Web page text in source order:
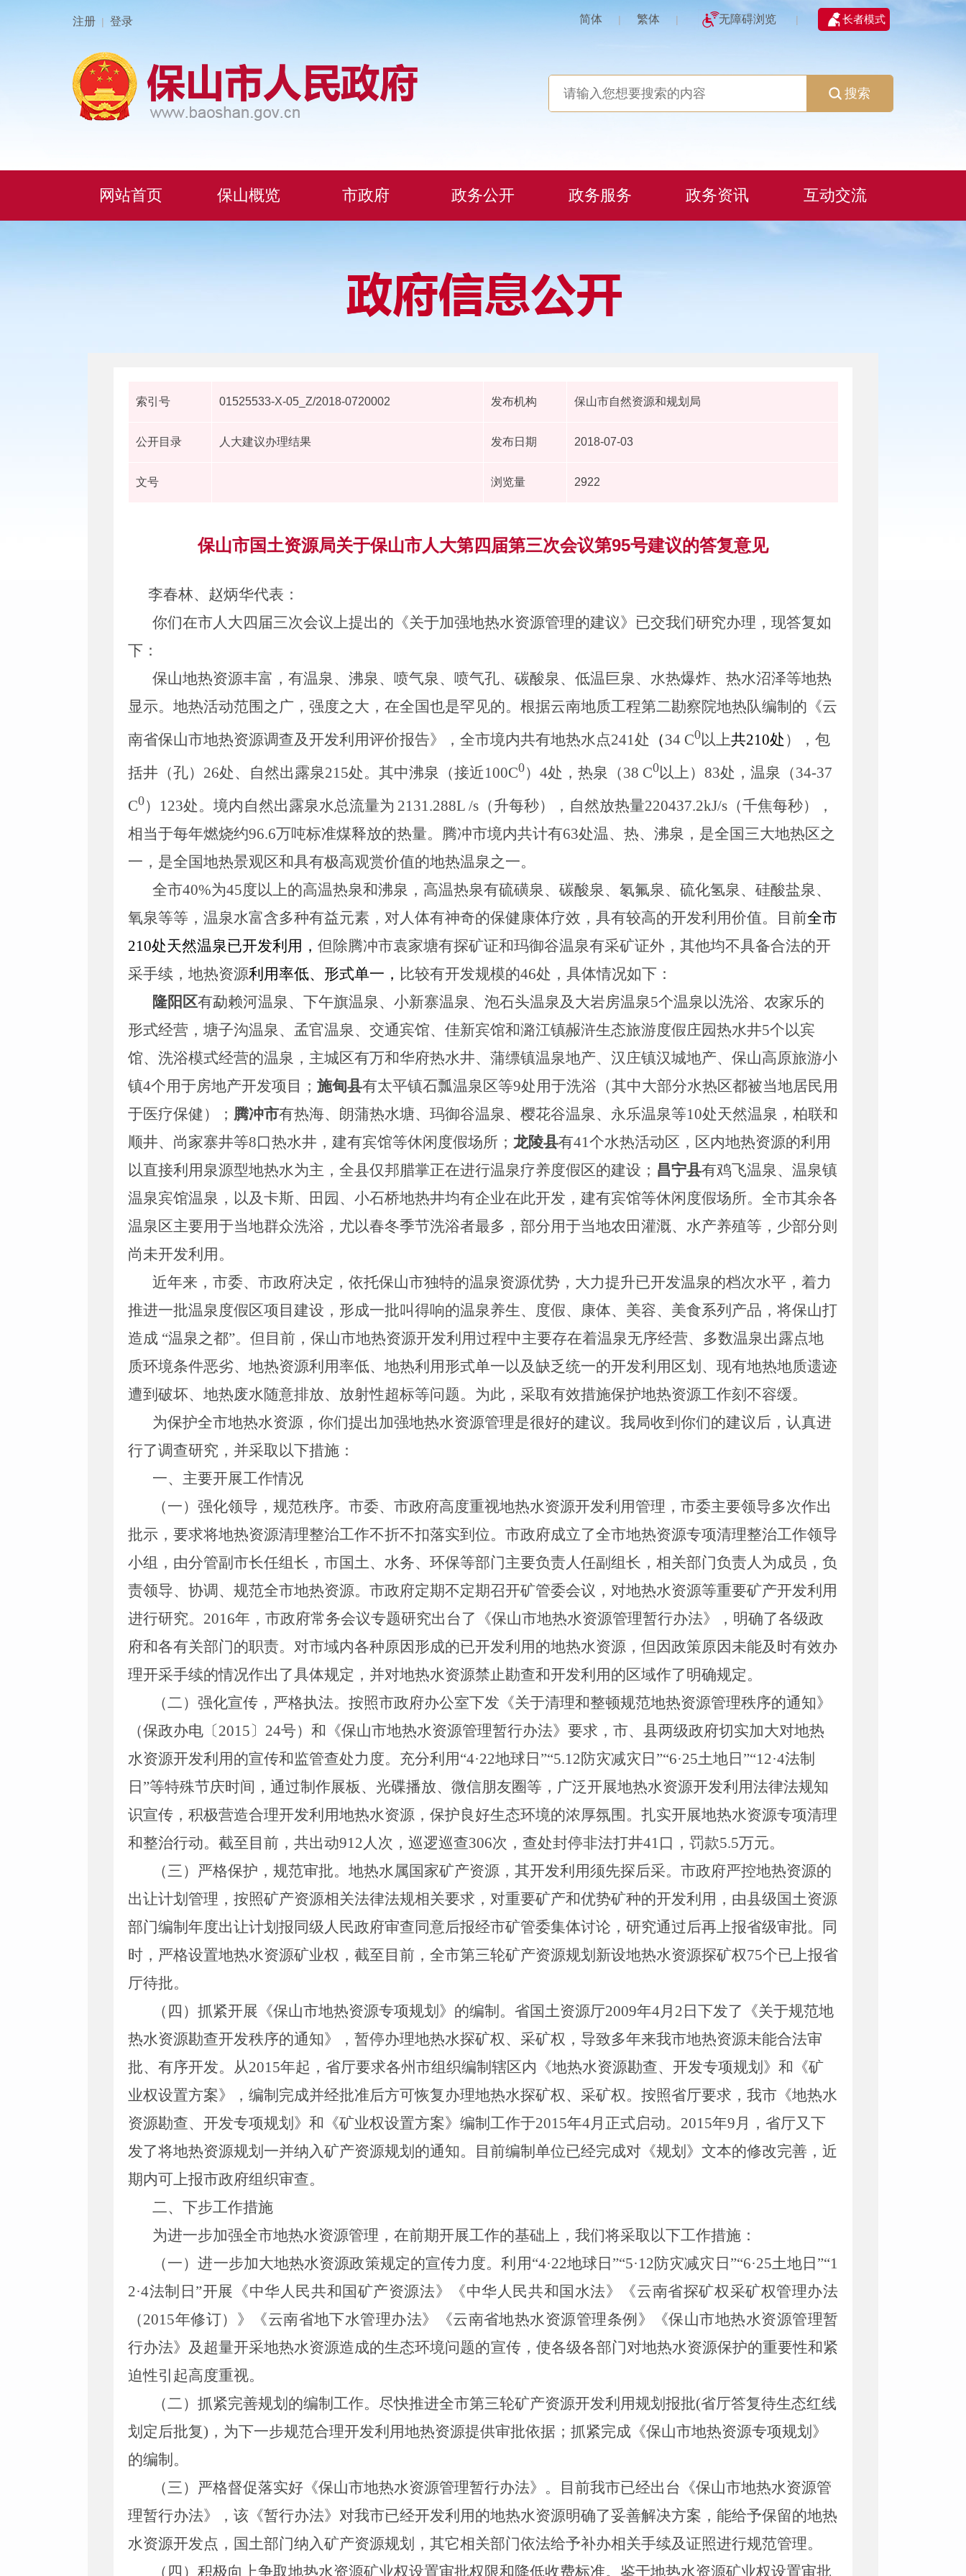
注册 | 登录 简体 | 繁体 | 无障碍浏览 | 长者模式
搜索
网站首页 保山概览 市政府 政务公开 政务服务 政务资讯 互动交流
索引号 01525533-X-05_Z/2018-0720002 发布机构 保山市自然资源和规划局
公开目录 人大建议办理结果 发布日期 2018-07-03
文号 浏览量 2922
保山市国土资源局关于保山市人大第四届第三次会议第95号建议的答复意见
李春林、赵炳华代表：
你们在市人大四届三次会议上提出的《关于加强地热水资源管理的建议》 已交我们研究办理，现答复如
下：
保山地热资源丰富，有温泉、沸泉、喷气泉、喷气孔、碳酸泉、低温巨泉、水热爆炸、热水沼泽等地热
显示。地热活动范围之广，强度之大，在全国也是罕见的。根据云南地质工程第二勘察院地热队编制的《云
南省保山市地热资源调查及开发利用评价报告》， 全市境内共有地热水点241处 （34 C0以上共210处 ），包
括井（孔） 26处、自然出露泉215处。其中沸泉（接近100C0） 4处，热泉（38 C0以上） 83处，温泉（34-37
C0） 123处。境内自然出露泉水总流量为 2131.288L /s （升每秒），自然放热量220437.2kJ/s （千焦每秒），
相当于每年燃烧约96.6万吨标准煤释放的热量。腾冲市境内共计有63处温、热、沸泉，是全国三大地热区之
一，是全国地热景观区和具有极高观赏价值的地热温泉之一。
全市40%为45度以上的高温热泉和沸泉，高温热泉有硫磺泉、碳酸泉、氡氟泉、硫化氢泉、硅酸盐泉、
氧泉等等，温泉水富含多种有益元素，对人体有神奇的保健康体疗效，具有较高的开发利用价值。目前全市
210处天然温泉已开发利用， 但除腾冲市袁家塘有探矿证和玛御谷温泉有采矿证外，其他均不具备合法的开
采手续，地热资源利用率低、形式单一， 比较有开发规模的46处，具体情况如下：
隆阳区有勐赖河温泉、下午旗温泉、小新寨温泉、泡石头温泉及大岩房温泉5个温泉以洗浴、农家乐的
形式经营，塘子沟温泉、孟官温泉、交通宾馆、佳新宾馆和潞江镇赧浒生态旅游度假庄园热水井5个以宾
馆、洗浴模式经营的温泉，主城区有万和华府热水井、蒲缥镇温泉地产、汉庄镇汉城地产、保山高原旅游小
镇4个用于房地产开发项目； 施甸县有太平镇石瓢温泉区等9处用于洗浴（其中大部分水热区都被当地居民用
于医疗保健）； 腾冲市有热海、朗蒲热水塘、玛御谷温泉、樱花谷温泉、永乐温泉等10处天然温泉，柏联和
顺井、尚家寨井等8口热水井，建有宾馆等休闲度假场所； 龙陵县有41个水热活动区，区内地热资源的利用
以直接利用泉源型地热水为主，全县仅邦腊掌正在进行温泉疗养度假区的建设； 昌宁县有鸡飞温泉、温泉镇
温泉宾馆温泉，以及卡斯、田园、小石桥地热井均有企业在此开发，建有宾馆等休闲度假场所。全市其余各
温泉区主要用于当地群众洗浴，尤以春冬季节洗浴者最多，部分用于当地农田灌溉、水产养殖等，少部分则
尚未开发利用。
近年来，市委、市政府决定，依托保山市独特的温泉资源优势，大力提升已开发温泉的档次水平，着力
推进一批温泉度假区项目建设，形成一批叫得响的温泉养生、度假、康体、美容、美食系列产品，将保山打
造成 “温泉之都”。但目前，保山市地热资源开发利用过程中主要存在着温泉无序经营、多数温泉出露点地
质环境条件恶劣、地热资源利用率低、地热利用形式单一以及缺乏统一的开发利用区划、现有地热地质遗迹
遭到破坏、地热废水随意排放、放射性超标等问题。为此，采取有效措施保护地热资源工作刻不容缓。
为保护全市地热水资源，你们提出加强地热水资源管理是很好的建议。我局收到你们的建议后，认真进
行了调查研究，并采取以下措施：
一、主要开展工作情况
（一）强化领导，规范秩序。市委、市政府高度重视地热水资源开发利用管理，市委主要领导多次作出
批示，要求将地热资源清理整治工作不折不扣落实到位。市政府成立了全市地热资源专项清理整治工作领导
小组，由分管副市长任组长，市国土、水务、环保等部门主要负责人任副组长，相关部门负责人为成员，负
责领导、协调、规范全市地热资源。市政府定期不定期召开矿管委会议，对地热水资源等重要矿产开发利用
进行研究。 2016年，市政府常务会议专题研究出台了《保山市地热水资源管理暂行办法》，明确了各级政
府和各有关部门的职责。对市域内各种原因形成的已开发利用的地热水资源，但因政策原因未能及时有效办
理开采手续的情况作出了具体规定，并对地热水资源禁止勘查和开发利用的区域作了明确规定。
（二）强化宣传，严格执法。按照市政府办公室下发《关于清理和整顿规范地热资源管理秩序的通知》
（保政办电〔2015〕 24号）和《保山市地热水资源管理暂行办法》要求，市、县两级政府切实加大对地热
水资源开发利用的宣传和监管查处力度。充分利用“4·22地球日”“5.12防灾减灾日”“6·25土地日”“12·4法制
日”等特殊节庆时间，通过制作展板、光碟播放、微信朋友圈等，广泛开展地热水资源开发利用法律法规知
识宣传，积极营造合理开发利用地热水资源，保护良好生态环境的浓厚氛围。扎实开展地热水资源专项清理
和整治行动。截至目前，共出动912人次，巡逻巡查306次，查处封停非法打井41口，罚款5.5万元。
（三）严格保护，规范审批。地热水属国家矿产资源，其开发利用须先探后采。市政府严控地热资源的
出让计划管理，按照矿产资源相关法律法规相关要求，对重要矿产和优势矿种的开发利用，由县级国土资源
部门编制年度出让计划报同级人民政府审查同意后报经市矿管委集体讨论，研究通过后再上报省级审批。同
时，严格设置地热水资源矿业权，截至目前，全市第三轮矿产资源规划新设地热水资源探矿权75个已上报省
厅待批。
（四）抓紧开展《保山市地热资源专项规划》的编制。省国土资源厅2009年4月 2 日下发了《关于规范地
热水资源勘查开发秩序的通知》，暂停办理地热水探矿权、采矿权，导致多年来我市地热资源未能合法审
批、有序开发。从2015年起，省厅要求各州市组织编制辖区内《地热水资源勘查、开发专项规划》和《矿
业权设置方案》，编制完成并经批准后方可恢复办理地热水探矿权、采矿权。按照省厅要求，我市《地热水
资源勘查、开发专项规划》和《矿业权设置方案》编制工作于2015年4月正式启动。 2015年9月，省厅又下
发了将地热资源规划一并纳入矿产资源规划的通知。目前编制单位已经完成对《规划》文本的修改完善，近
期内可上报市政府组织审查。
二、下步工作措施
为进一步加强全市地热水资源管理，在前期开展工作的基础上，我们将采取以下工作措施：
（一）进一步加大地热水资源政策规定的宣传力度。利用“4·22地球日”“5·12防灾减灾日”“6·25土地日”“1
2·4法制日”开展《中华人民共和国矿产资源法》《中华人民共和国水法》《云南省探矿权采矿权管理办法
（2015年修订）》《云南省地下水管理办法》《云南省地热水资源管理条例》《保山市地热水资源管理暂
行办法》及超量开采地热水资源造成的生态环境问题的宣传，使各级各部门对地热水资源保护的重要性和紧
迫性引起高度重视。
（二）抓紧完善规划的编制工作。 尽快推进全市第三轮矿产资源开发利用规划报批(省厅答复待生态红线
划定后批复) ，为下一步规范合理开发利用地热资源提供审批依据；抓紧完成《保山市地热资源专项规划》
的编制。
（三）严格督促落实好《保山市地热水资源管理暂行办法》。
目前我市已经出台《保山市地热水资源管
理暂行办法》，该《暂行办法》对我市已经开发利用的地热水资源明确了妥善解决方案，能给予保留的地热
水资源开发点，国土部门纳入矿产资源规划，其它相关部门依法给予补办相关手续及证照进行规范管理。
（四）积极向上争取地热水资源矿业权设置审批权限和降低收费标准。 鉴于地热水资源矿业权设置审批